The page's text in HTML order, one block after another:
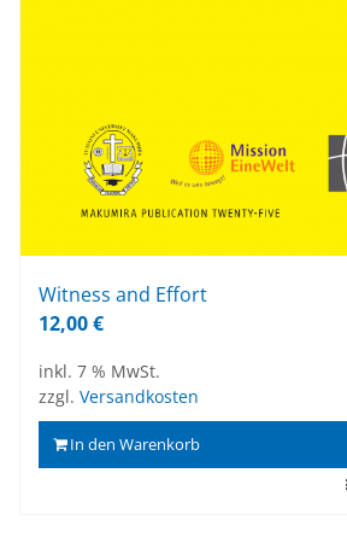
Wit­ness and Ef­fort
12,00€
inkl. 7 % MwSt.
zzgl. Versandkosten
In den Warenkorb